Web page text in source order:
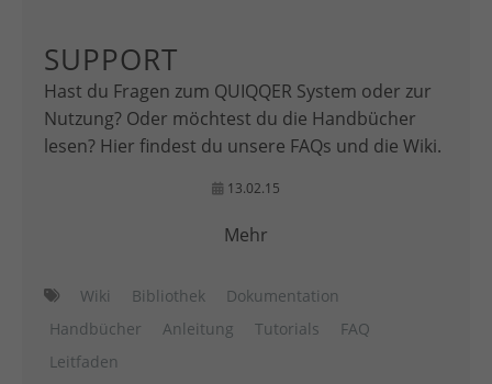
SUPPORT
Hast du Fragen zum QUIQQER System oder zur
Nutzung? Oder möchtest du die Handbücher
lesen? Hier findest du unsere FAQs und die Wiki.
13.02.15
Mehr
Wiki Bibliothek
Dokumentation
Handbücher
Anleitung Tutorials
FAQ
Leitfaden